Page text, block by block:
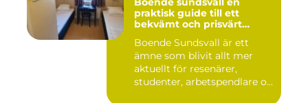
praktisk guide till ett
bekvämt och prisvärt
Boende Sundsvall är ett
ämne som blivit allt mer
aktuellt för resenärer,
studenter, arbetspendlare o...